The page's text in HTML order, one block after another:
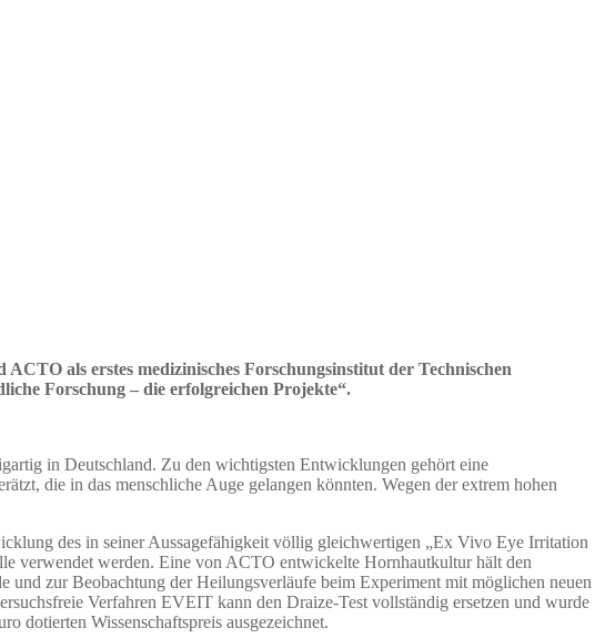
als erstes medizinisches Forschungsinstitut der Technischen
Forschung – die erfolgreichen Projekte“.
in Deutschland. Zu den wichtigsten Entwicklungen gehört eine
die in das menschliche Auge gelangen könnten. Wegen der extrem hohen
des in seiner Aussagefähigkeit völlig gleichwertigen „Ex Vivo Eye Irritation
verwendet werden. Eine von ACTO entwickelte Hornhautkultur hält den
und zur Beobachtung der Heilungsverläufe beim Experiment mit möglichen neuen
Verfahren EVEIT kann den Draize-Test vollständig ersetzen und wurde
dotierten Wissenschaftspreis ausgezeichnet.